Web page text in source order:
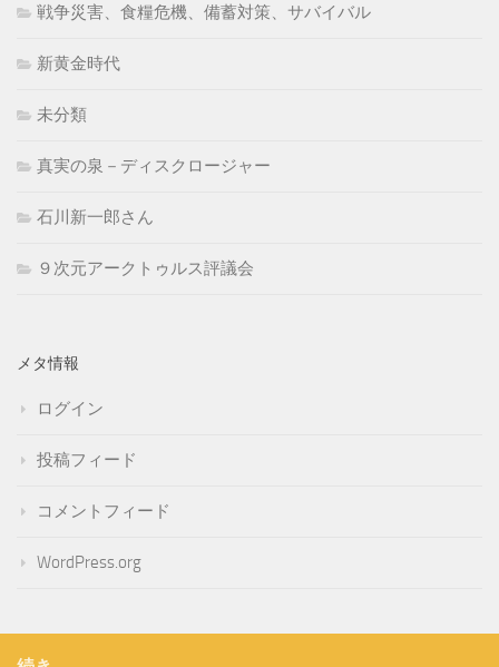
戦争災害、食糧危機、備蓄対策、サバイバル
新黄金時代
未分類
真実の泉－ディスクロージャー
石川新一郎さん
９次元アークトゥルス評議会
メタ情報
ログイン
投稿フィード
コメントフィード
WordPress.org